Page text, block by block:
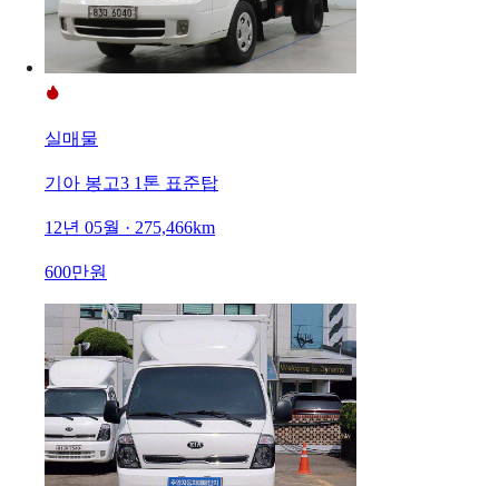
실매물
기아 봉고3 1톤 표준탑
12년 05월 · 275,466km
600만원